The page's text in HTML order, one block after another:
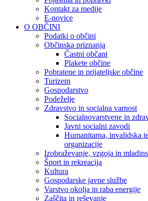
Kontakt za medije
E-novice
O OBČINI
Podatki o občini
Občinska priznanja
Častni občani
Plakete občine
Pobratene in prijateljske občine
Turizem
Gospodarstvo
Podeželje
Zdravstvo in socialna varnost
Socialnovarstvene in
Javni socialni zavodi
Humanitarna, invalidska
organizacije
Izobraževanje, vzgoja in
Šport in rekreacija
Kultura
Gospodarske javne službe
Varstvo okolja in raba energije
Zaščita in reševanje